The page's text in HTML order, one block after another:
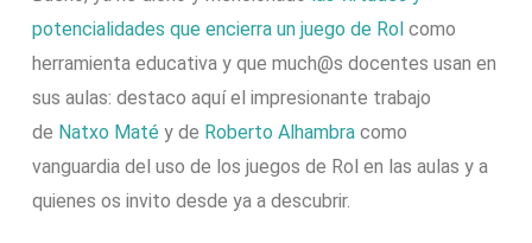
potencialidades que encierra un juego de Rol como
herramienta educativa y que much@s docentes usan en
sus aulas: destaco aquí el impresionante trabajo
de Natxo Maté y de Roberto Alhambra como
vanguardia del uso de los juegos de Rol en las aulas y a
quienes os invito desde ya a descubrir.